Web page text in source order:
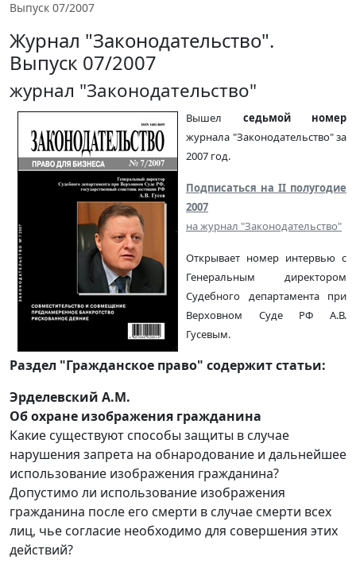
Выпуск 07/2007
Журнал "Законодательство".
Выпуск 07/2007
журнал "Законодательство"
Вышел седьмой номер
журнала "Законодательство" за
2007 год.
Подписаться на II полугодие
2007
на журнал "Законодательство"
Открывает номер интервью с
Генеральным директором
Судебного департамента при
Верховном Суде РФ А.В.
Гусевым.
Раздел "Гражданское право" содержит статьи:
Эрделевский А.М.
Об охране изображения гражданина
Какие существуют способы защиты в случае
нарушения запрета на обнародование и дальнейшее
использование изображения гражданина?
Допустимо ли использование изображения
гражданина после его смерти в случае смерти всех
лиц, чье согласие необходимо для совершения этих
действий?